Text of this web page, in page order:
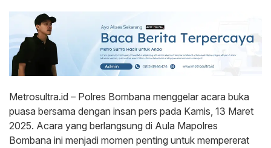
Metrosultra.id – Polres Bombana menggelar acara buka
puasa bersama dengan insan pers pada Kamis, 13 Maret
2025. Acara yang berlangsung di Aula Mapolres
Bombana ini menjadi momen penting untuk mempererat